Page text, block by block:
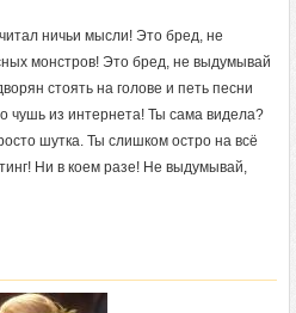
ничьи мысли! Это бред, не
монстров! Это бред, не выдумывай
стоять на голове и петь песни
чушь из интернета! Ты сама видела?
шутка. Ты слишком остро на всё
Ни в коем разе! Не выдумывай,